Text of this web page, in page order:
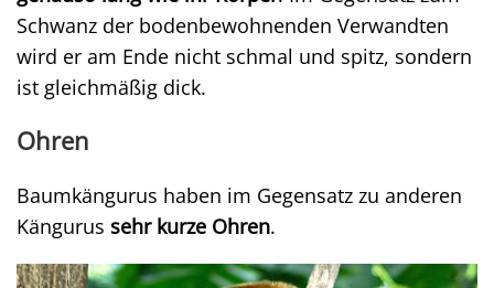
Schwanz der bodenbewohnenden Verwandten
wird er am Ende nicht schmal und spitz, sondern
ist gleichmäßig dick.
Ohren
Baumkängurus haben im Gegensatz zu anderen
Kängurus sehr kurze Ohren.